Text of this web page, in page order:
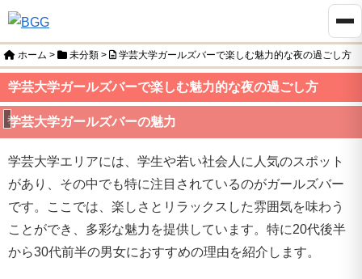
ホーム > 未分類 > 学芸大学ガールズバーで楽しむ魅力的な夜の過ごし方
学芸大学ガールズバーで楽しむ魅力的な夜の過ごし方
未分類
学芸大学ガールズバーの魅力
学芸大学エリアには、学生や若い社会人に人気のスポット
があり、その中でも特に注目されているのがガールズバー
です。ここでは、楽しさとリラックスした雰囲気を味わう
ことができ、多彩な魅力を提供しています。特に20代後半
から30代前半の男女におすすめの理由を紹介します。